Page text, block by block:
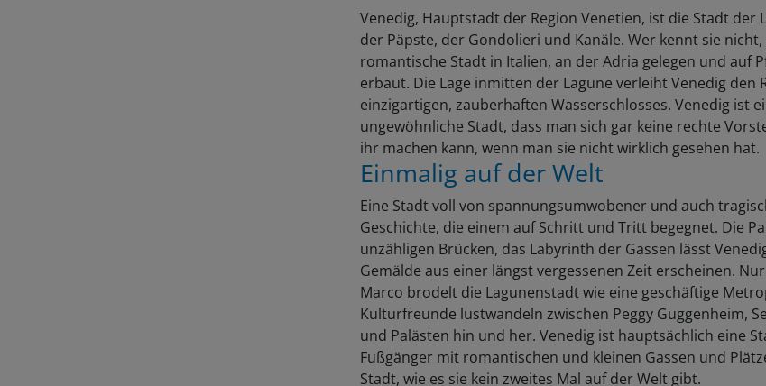
Venedig, Hauptstadt der Region Venetien, ist die Stadt der
der Päpste, der Gondolieri und Kanäle. Wer kennt sie nicht,
romantische Stadt in Italien, an der Adria gelegen und auf
erbaut. Die Lage inmitten der Lagune verleiht Venedig den
einzigartigen, zauberhaften Wasserschlosses. Venedig ist
ungewöhnliche Stadt, dass man sich gar keine rechte
ihr machen kann, wenn man sie nicht wirklich gesehen hat.
Einmalig auf der Welt
Eine Stadt voll von spannungsumwobener und auch
Geschichte, die einem auf Schritt und Tritt begegnet. Die
unzähligen Brücken, das Labyrinth der Gassen lässt
Gemälde aus einer längst vergessenen Zeit erscheinen.
Marco brodelt die Lagunenstadt wie eine geschäftige
Kulturfreunde lustwandeln zwischen Peggy Guggenheim,
und Palästen hin und her. Venedig ist hauptsächlich eine
Fußgänger mit romantischen und kleinen Gassen und
Stadt, wie es sie kein zweites Mal auf der Welt gibt.